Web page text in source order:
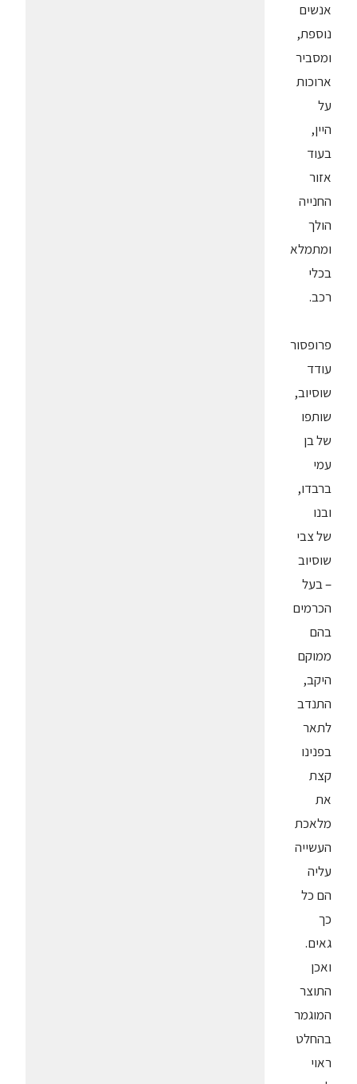
אנשים
נוספת,
ומסביר
ארוכות
על
היין,
בעוד
אזור
החנייה
הולך
ומתמלא
בכלי
רכב.
פרופסור
עודד
שוסיוב,
שותפו
של בן
עמי
ברבדו,
ובנו
של צבי
שוסיוב
– בעל
הכרמים
בהם
ממוקם
היקב,
התנדב
לתאר
בפנינו
קצת
את
מלאכת
העשייה
עליה
הם כל
כך
גאים.
ואכן
התוצר
המוגמר
בהחלט
ראוי